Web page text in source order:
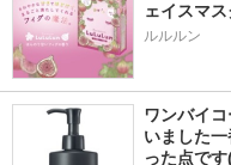
ェイスマス
ルルルン
ワンバイ
いました
った点で